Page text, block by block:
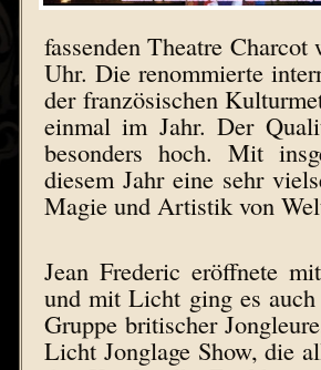
fassenden Theatre Charcot
Uhr. Die renommierte
der französischen
einmal im Jahr. Der
besonders hoch. Mit
diesem Jahr eine sehr
Magie und Artistik von
Jean Frederic eröffnete
und mit Licht ging es
Gruppe britischer
Licht Jonglage Show, die